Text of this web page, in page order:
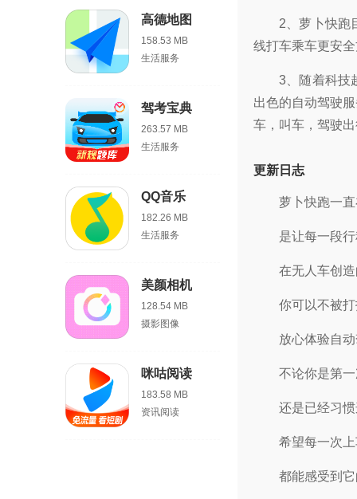
高德地图
158.53 MB
生活服务
驾考宝典
263.57 MB
生活服务
QQ音乐
182.26 MB
生活服务
美颜相机
128.54 MB
摄影图像
咪咕阅读
183.58 MB
资讯阅读
2、萝卜快跑
线打车乘车更安
3、随着科技
出色的自动驾驶
车，叫车，驾驶
更新日志
萝卜快跑一
是让每一段
在无人车创
你可以不被
放心体验自
不论你是第
还是已经习
希望每一次
都能感受到